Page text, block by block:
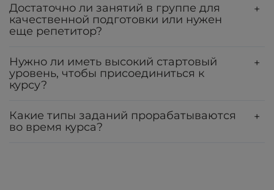
Достаточно ли занятий в группе для
качественной подготовки или нужен
еще репетитор?
+
Нужно ли иметь высокий стартовый
уровень, чтобы присоединиться к
курсу?
+
Какие типы заданий прорабатываются
во время курса?
+